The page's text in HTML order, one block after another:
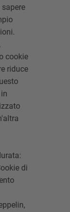
cookie
riduce
di